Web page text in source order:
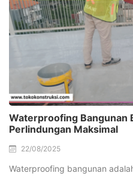
Waterproofing Bangunan
Perlindungan Maksimal
22/08/2025
Waterproofing bangunan